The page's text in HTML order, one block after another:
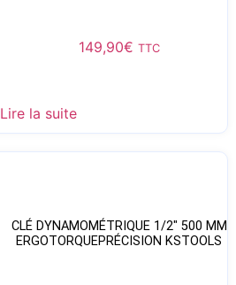
149,90€ TTC
Lire la suite
CLÉ DYNAMOMÉTRIQUE 1/2″ 500 MM
ERGOTORQUEPRÉCISION KSTOOLS